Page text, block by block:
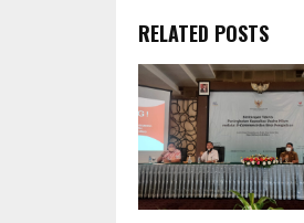
RELATED POSTS